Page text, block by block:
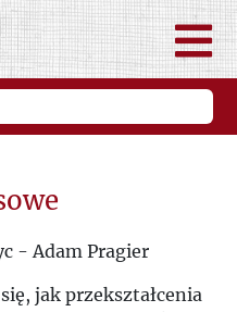
- Adam Pragier
jak przekształcenia